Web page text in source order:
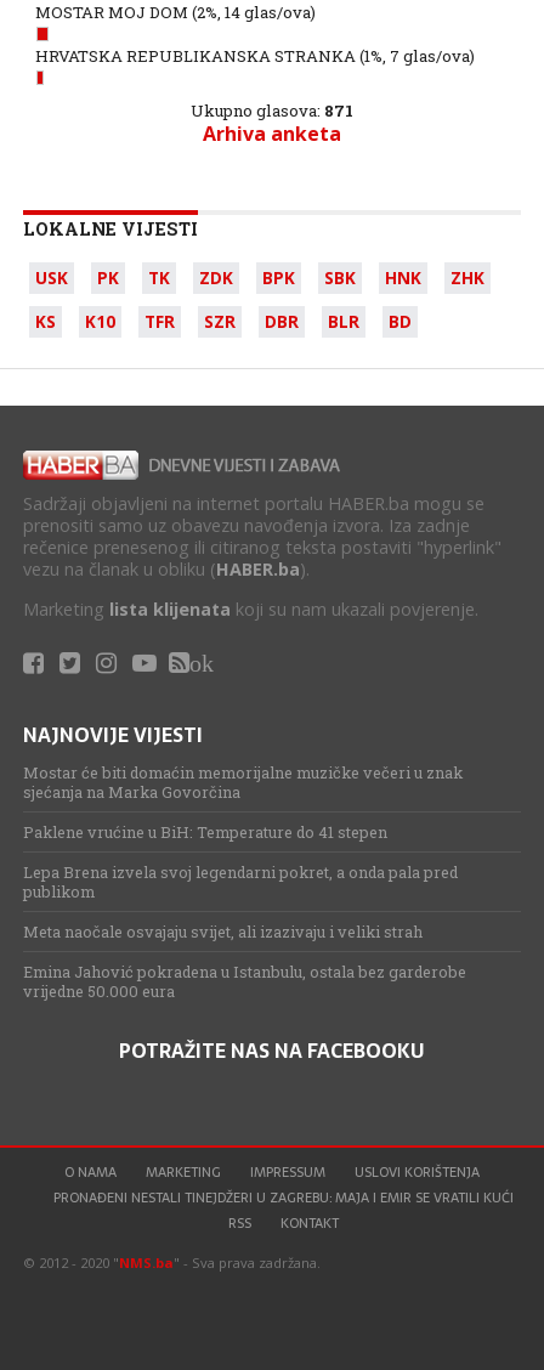
MOSTAR MOJ DOM (2%, 14 glas/ova)
HRVATSKA REPUBLIKANSKA STRANKA(1%, 7 glas/ova)
Ukupno glasova: 871
Arhiva anketa
LOKALNE VIJESTI
USK PK TK ZDK BPK SBK HNK
ZHK
KS
K10 TFR SZR DBR BLR BD
Sadržaji objavljeni na internet portalu HABER.ba mogu se
prenositi samo uz obavezu navođenja izvora. Iza zadnje
rečenice prenesenog ili citiranog teksta postaviti "hyperlink"
vezu na članak u obliku (HABER.ba).
Marketing lista klijenata koji su nam ukazali povjerenje.
ok
NAJNOVIJE VIJESTI
Mostar će biti domaćin memorijalne muzičke večeri u znak
sjećanja na Marka Govorčina
Paklene vrućine u BiH: Temperature do 41 stepen
Lepa Brena izvela svoj legendarni pokret, a onda pala pred
publikom
Meta naočale osvajaju svijet, ali izazivaju i veliki strah
Emina Jahović pokradena u Istanbulu, ostala bez garderobe
vrijedne 50.000 eura
POTRAŽITE NAS NA FACEBOOKU
O NAMA MARKETING IMPRESSUM
USLOVI KORIŠTENJA
PRONAĐENI NESTALI TINEJDŽERI U ZAGREBU: MAJA I EMIR SE VRATILI KUĆI
RSS
KONTAKT
© 2012 - 2020 "NMS.ba" - Sva prava zadržana.